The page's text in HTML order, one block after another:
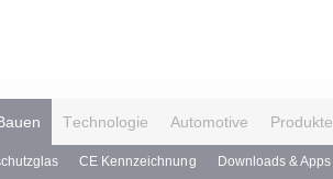
Technologie Automotive Produkte
CE Kennzeichnung Downloads & Apps